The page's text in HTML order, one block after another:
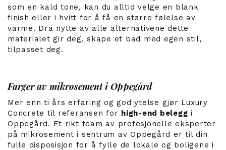
som en kald tone, kan du alltid velge en blank
finish eller i hvitt for å få en større følelse av
varme. Dra nytte av alle alternativene dette
materialet gir deg, skape et bad med egen stil,
tilpasset deg.
Farger av mikrosement i Oppegård
Mer enn ti års erfaring og god ytelse gjør Luxury
Concrete til referansen for high-end belegg i
Oppegård. Et rikt team av profesjonelle eksperter
på mikrosement i sentrum av Oppegård er til din
fulle disposisjon for å fylle de lokale og boligene i